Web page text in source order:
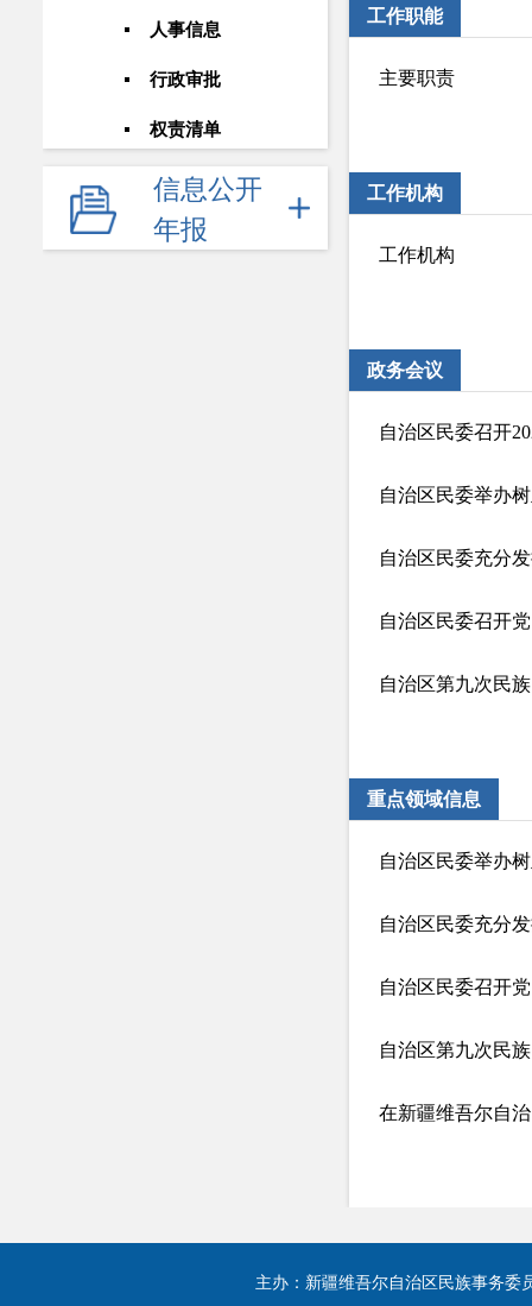
人事信息
行政审批
权责清单
信息公开
年报
工作职能
主要职责
工作机构
工作机构
政务会议
自治区民委召开
自治区民委举办
自治区民委充分
自治区第九次民
重点领域信息
自治区民委举办
自治区民委充分
自治区第九次民
在新疆维吾尔自
主办：新疆维吾尔自治区民族事务委